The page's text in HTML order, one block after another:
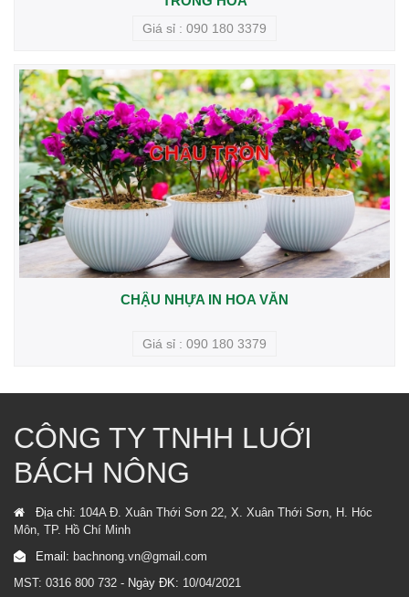
Giá sỉ : 090 180 3379
CHẬU NHỰA IN HOA VĂN
Giá sỉ : 090 180 3379
CÔNG TY TNHH LUỚI
BÁCH NÔNG
Địa chỉ: 104A Đ. Xuân Thới Sơn 22, X. Xuân Thới Sơn, H. Hóc
Môn, TP. Hồ Chí Minh
Email: bachnong.vn@gmail.com
MST: 0316 800 732 - Ngày ĐK: 10/04/2021